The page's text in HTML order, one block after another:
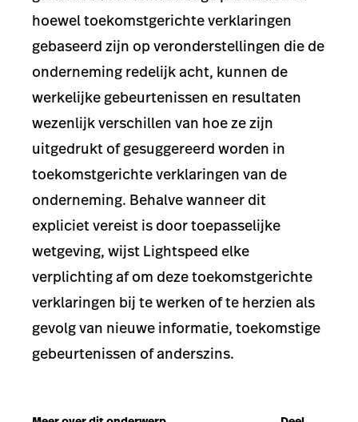
hoewel toekomstgerichte verklaringen
gebaseerd zijn op veronderstellingen die de
onderneming redelijk acht, kunnen de
werkelijke gebeurtenissen en resultaten
wezenlijk verschillen van hoe ze zijn
uitgedrukt of gesuggereerd worden in
toekomstgerichte verklaringen van de
onderneming. Behalve wanneer dit
expliciet vereist is door toepasselijke
wetgeving, wijst Lightspeed elke
verplichting af om deze toekomstgerichte
verklaringen bij te werken of te herzien als
gevolg van nieuwe informatie, toekomstige
gebeurtenissen of anderszins.